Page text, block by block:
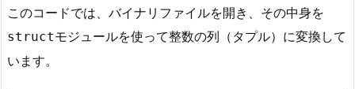
このコードでは、バイナリファイルを開き、その中身を
structモジュールを使って整数の列（タプル）に変換して
います。